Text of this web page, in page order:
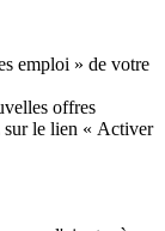
emploi » de votre
offres
sur le lien « Activer